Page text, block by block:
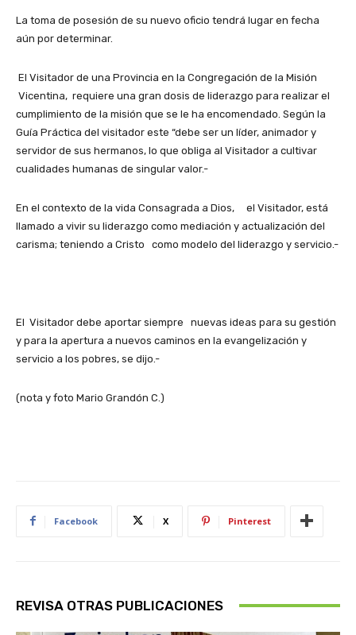
La toma de posesión de su nuevo oficio tendrá lugar en fecha
aún por determinar.
El Visitador de una Provincia en la Congregación de la Misión
Vicentina, requiere una gran dosis de liderazgo para realizar el
cumplimiento de la misión que se le ha encomendado. Según la
Guía Práctica del visitador este “debe ser un líder, animador y
servidor de sus hermanos, lo que obliga al Visitador a cultivar
cualidades humanas de singular valor.-
En el contexto de la vida Consagrada a Dios, el Visitador, está
llamado a vivir su liderazgo como mediación y actualización del
carisma; teniendo a Cristo como modelo del liderazgo y servicio.-
El Visitador debe aportar siempre nuevas ideas para su gestión
y para la apertura a nuevos caminos en la evangelización y
servicio a los pobres, se dijo.-
(nota y foto Mario Grandón C.)
Facebook X Pinterest
REVISA OTRAS PUBLICACIONES